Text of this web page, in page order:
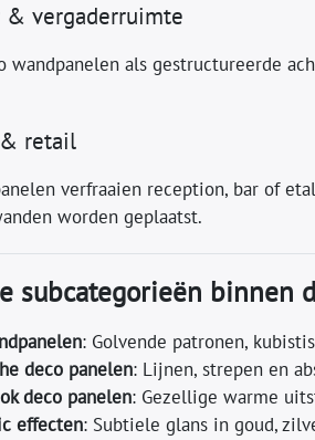
& vergaderruimte
wandpanelen als gestructureerde
retail
verfraaien reception, bar of
worden geplaatst.
subcategorieën binnen
: Golvende patronen,
deco panelen: Lijnen, strepen en
deco panelen: Gezellige warme
effecten: Subtiele glans in goud,